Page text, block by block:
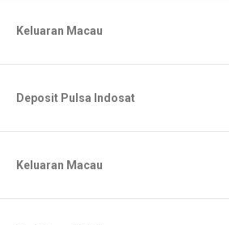
Keluaran Macau
Deposit Pulsa Indosat
Keluaran Macau